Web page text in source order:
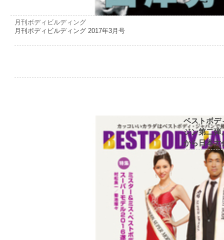
月刊ボディビルディング
月刊ボディビルディング 2017年3月号
ベストボデ
ジン第二弾
から日本大